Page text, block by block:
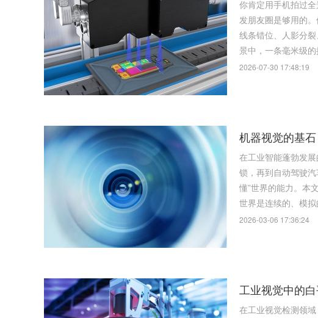
你肯定用手机拍过
发朋友圈是够用的
线条错位、人影分裂、同一面墙呈现出两种不同的
景中，一条毫米级
2026-07-30 17:48:19
机器视觉的基
在工业智能蓬勃发
锁，再到自动驾驶
懂”世界的能力。本文将带您深
世界是连续的、模
2026-03-06 17:36:24
工业视觉中的
在工业视觉检测领